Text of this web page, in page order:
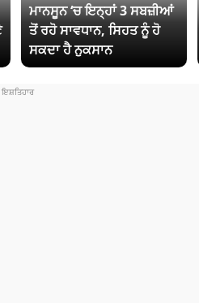
ਮਾਨਸੂਨ ‘ਚ ਇਨ੍ਹਾਂ 3 ਸਬਜ਼ੀਆਂ
ਤੋਂ ਰਹੋ ਸਾਵਧਾਨ, ਸਿਹਤ ਨੂੰ ਹੋ
ਸਕਦਾ ਹੈ ਨੁਕਸਾਨ